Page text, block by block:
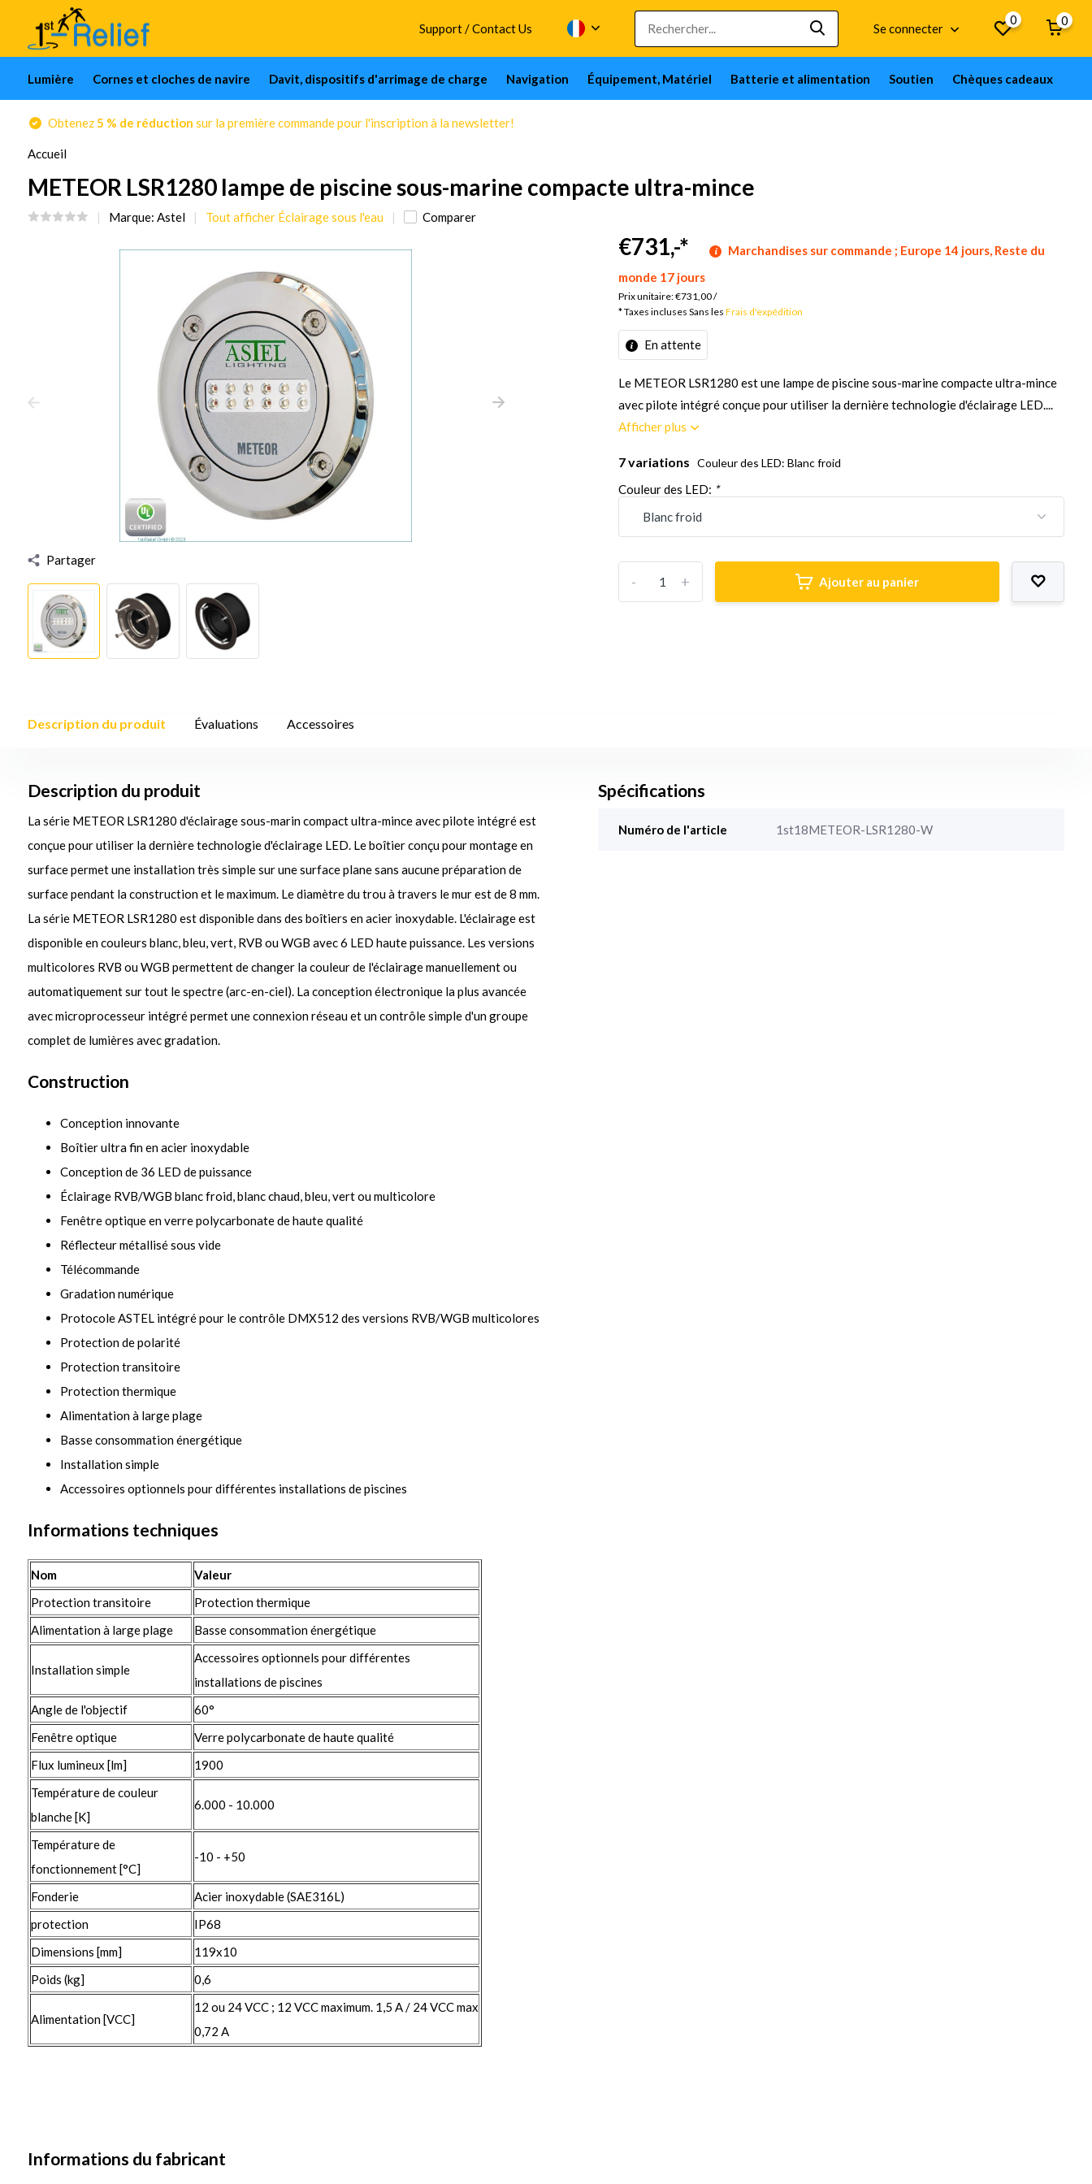
Support / Contact Us Se connecter
0 0
Lumière Cornes et cloches de navire Davit, dispositifs d'arrimage de charge Navigation Équipement, Matériel Batterie et alimentation Soutien Chèques cadeaux
Obtenez5 % de réduction sur la première commande pour l'inscription à la newsletter!
Accueil
METEOR LSR1280 lampe de piscine sous-marine compacte ultra-mince
Marque: Astel Tout afficher Éclairage sous l'eau Comparer
Partager
€731,-*
Marchandises sur commande ; Europe 14 jours, Reste du
monde 17 jours
Prix unitaire:€731,00/
* Taxes incluses Sans lesFrais d'expédition
En attente
Le METEOR LSR1280 est une lampe de piscine sous-marine compacte ultra-mince
avec pilote intégré conçue pour utiliser la dernière technologie d'éclairage LED....
Afficher plus
7 variations Couleur des LED: Blanc froid
Couleur des LED: *
+
- Ajouter au panier
Description du produit Évaluations Accessoires
Description du produit
La série METEOR LSR1280 d'éclairage sous-marin compact ultra-mince avec pilote intégré est
conçue pour utiliser la dernière technologie d'éclairage LED. Le boîtier conçu pour montage en
surface permet une installation très simple sur une surface plane sans aucune préparation de
surface pendant la construction et le maximum. Le diamètre du trou à travers le mur est de 8 mm.
La série METEOR LSR1280 est disponible dans des boîtiers en acier inoxydable. L'éclairage est
disponible en couleurs blanc, bleu, vert, RVB ou WGB avec 6 LED haute puissance. Les versions
multicolores RVB ou WGB permettent de changer la couleur de l'éclairage manuellement ou
automatiquement sur tout le spectre (arc-en-ciel). La conception électronique la plus avancée
avec microprocesseur intégré permet une connexion réseau et un contrôle simple d'un groupe
complet de lumières avec gradation.
Construction
Conception innovante
Boîtier ultra fin en acier inoxydable
Conception de 36 LED de puissance
Éclairage RVB/WGB blanc froid, blanc chaud, bleu, vert ou multicolore
Fenêtre optique en verre polycarbonate de haute qualité
Réflecteur métallisé sous vide
Télécommande
Gradation numérique
Protocole ASTEL intégré pour le contrôle DMX512 des versions RVB/WGB multicolores
Protection de polarité
Protection transitoire
Protection thermique
Alimentation à large plage
Basse consommation énergétique
Installation simple
Accessoires optionnels pour différentes installations de piscines
Informations techniques
Nom
Valeur
Protection transitoire
Protection thermique
Alimentation à large plage
Basse consommation énergétique
Installation simple
Accessoires optionnels pour différentes
installations de piscines
Angle de l'objectif
60°
Fenêtre optique
Verre polycarbonate de haute qualité
Flux lumineux [lm]
1900
Température de couleur
blanche [K]
6.000 - 10.000
Température de
fonctionnement [°C]
-10 - +50
Fonderie
Acier inoxydable (SAE316L)
protection
IP68
Dimensions [mm]
119x10
Poids (kg]
0,6
Alimentation [VCC]
12 ou 24 VCC ; 12 VCC maximum. 1,5 A / 24 VCC max
0,72 A
Informations du fabricant
Spécifications
Numéro de l'article 1st18METEOR-LSR1280-W